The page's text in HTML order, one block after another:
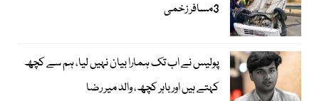
3مسافر زخمی
پولیس نے اب تک ہمارا بیان نہیں لیا، ہم سے کچھ
کہتے ہیں اور باہر کچھ، والد میر رضا